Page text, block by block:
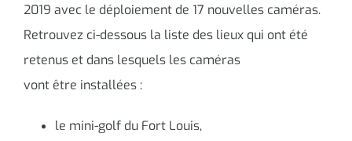
2019 avec le déploiement de 17 nouvelles caméras.
Retrouvez ci-dessous la liste des lieux qui ont été
retenus et dans lesquels les caméras
vont être installées :
le mini-golf du Fort Louis,